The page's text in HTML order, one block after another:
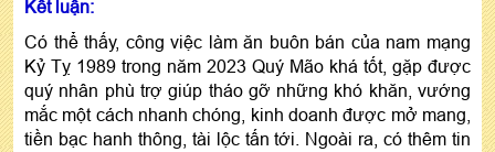
Kết luận:
Có thể thấy, công việc làm ăn buôn bán của nam mạng
Kỷ Tỵ 1989 trong năm 2023 Quý Mão khá tốt, gặp được
quý nhân phù trợ giúp tháo gỡ những khó khăn, vướng
mắc một cách nhanh chóng, kinh doanh được mở mang,
tiền bạc hanh thông, tài lộc tấn tới. Ngoài ra, có thêm tin